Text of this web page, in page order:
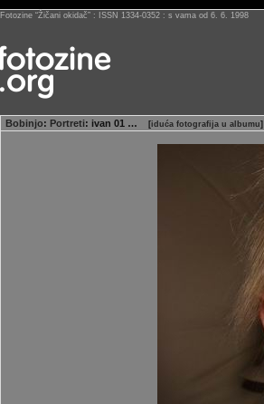
Fotozine “Žičani okidač” : ISSN 1334-0352 : s vama od 6. 6. 1998
Bobinjo: Portreti: ivan 01 … [iduća fotografija u albumu]